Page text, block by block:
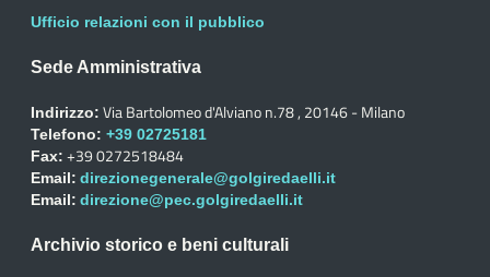
Ufficio relazioni con il pubblico
Sede Amministrativa
Indirizzo: Via Bartolomeo d'Alviano n.78 , 20146 - Milano
Telefono: +39 02725181
Fax: +39 0272518484
Email: direzionegenerale@golgiredaelli.it
Email: direzione@pec.golgiredaelli.it
Archivio storico e beni culturali